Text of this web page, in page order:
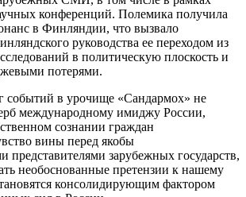
конференций. Полемика получила
в Финляндии, что вызвало
руководства ее переходом из
в политическую плоскость и
потерями.
событий в урочище «Сандармох» не
международному имиджу России,
сознании граждан
вины перед якобы
представителями зарубежных государств,
необоснованные претензии к нашему
консолидирующим фактором